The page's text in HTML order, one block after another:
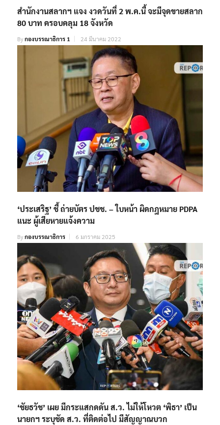
สำนักงานสลากฯ แจง งวดวันที่ 2 พ.ค.นี้ จะมีจุดขายสลาก
80 บาท ครอบคลุม 18 จังหวัด
Byกองบรรณาธิการ 1 24 มีนาคม 2022
‘ประเสริฐ’ ชี้ ถ่ายบัตร ปชช. – ใบหน้า ผิดกฎหมาย PDPA
แนะ ผู้เสียหายแจ้งความ
Byกองบรรณาธิการ 6 มกราคม 2025
‘ชัยธวัช’ เผย มีกระแสกดดัน ส.ว. ไม่ให้โหวต ‘พิธา’ เป็น
นายกฯ ระบุชัด ส.ว. ที่ติดต่อไป มีสัญญาณบวก